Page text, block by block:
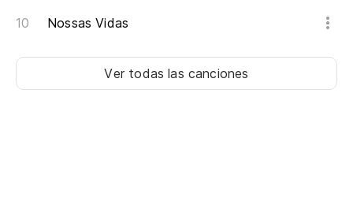
Nossas Vidas
Ver todas las canciones